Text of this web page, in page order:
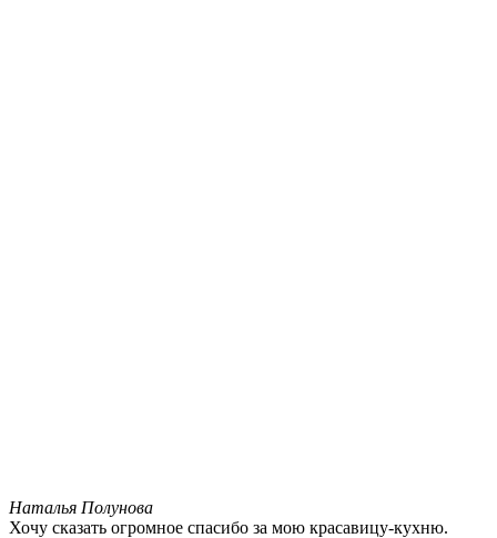
Наталья Полунова
Хочу сказать огромное спасибо за мою красавицу-кухню.